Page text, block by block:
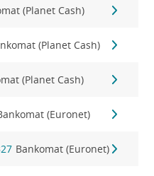
(Planet Cash)
(Planet Cash)
(Planet Cash)
(Euronet)
Bankomat (Euronet)